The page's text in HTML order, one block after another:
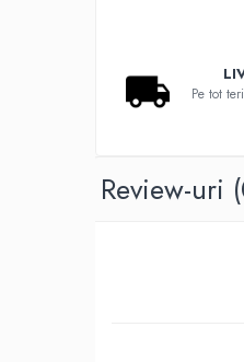
Pe tot
Review-uri